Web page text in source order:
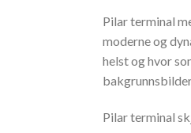
Pilar terminal
moderne og
helst og hvor
Pilar terminal